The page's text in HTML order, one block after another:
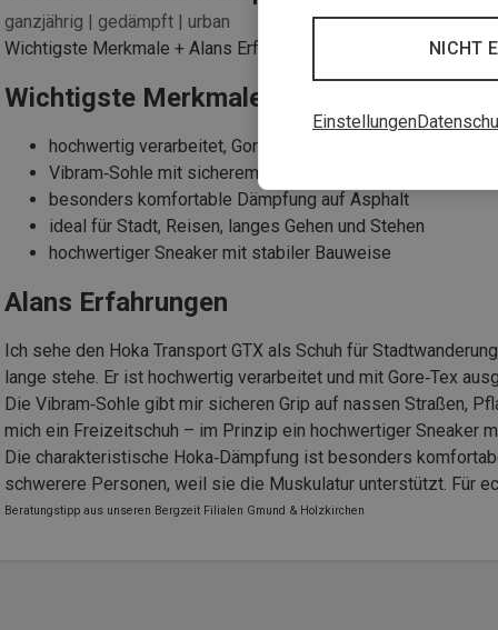
ganzjährig | gedämpft | urban
Wichtigste Merkmale + Alans Erfahrungen (HTML)
Wichtigste Merkmale der Hoka Transport
hochwertig verarbeitet, Gore‑Tex, ganzjährig
Vibram‑Sohle mit sicherem Grip auf nassen Wegen
besonders komfortable Dämpfung auf Asphalt
ideal für Stadt, Reisen, langes Gehen und Stehen
hochwertiger Sneaker mit stabiler Bauweise
Alans Erfahrungen
Ich sehe den Hoka Transport GTX als Schuh für
lange stehe. Er ist hochwertig verarbeitet und mit Gore‑Tex
Die Vibram‑Sohle gibt mir sicheren Grip auf nassen Straßen,
mich ein Freizeitschuh – im Prinzip ein hochwertiger Sneaker
Die charakteristische Hoka‑Dämpfung ist besonders
schwerere Personen, weil sie die Muskulatur unterstützt. Für
Beratungstipp aus unseren Bergzeit Filialen Gmund & Holzkirchen
NICHT
Einstellungen